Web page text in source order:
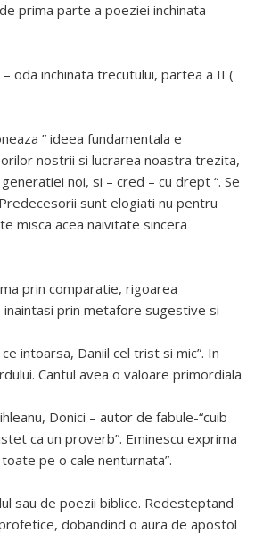
prima parte a poeziei inchinata
– oda inchinata trecutului, partea a II (
” ideea fundamentala e
nostrii si lucrarea noastra trezita,
noi, si – cred – cu drept “. Se
sunt elogiati nu pentru
misca acea naivitate sincera
prin comparatie, rigoarea
inaintasi prin metafore sugestive si
intoarsa, Daniil cel trist si mic”. In
Cantul avea o valoare primordiala
Donici – autor de fabule-“cuib
ca un proverb”. Eminescu exprima
pe o cale nenturnata”.
sau de poezii biblice. Redesteptand
dobandind o aura de apostol